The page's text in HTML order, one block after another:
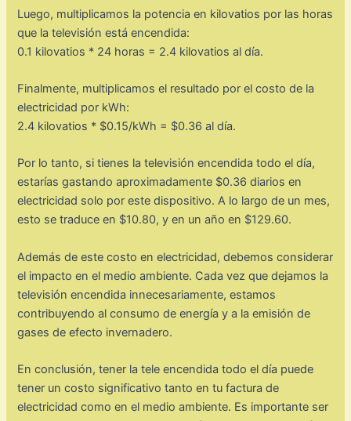
Luego, multiplicamos la potencia en kilovatios por las horas
que la televisión está encendida:
0.1 kilovatios * 24 horas = 2.4 kilovatios al día.
Finalmente, multiplicamos el resultado por el costo de la
electricidad por kWh:
2.4 kilovatios * $0.15/kWh = $0.36 al día.
Por lo tanto, si tienes la televisión encendida todo el día,
estarías gastando aproximadamente $0.36 diarios en
electricidad solo por este dispositivo. A lo largo de un mes,
esto se traduce en $10.80, y en un año en $129.60.
Además de este costo en electricidad, debemos considerar
el impacto en el medio ambiente. Cada vez que dejamos la
televisión encendida innecesariamente, estamos
contribuyendo al consumo de energía y a la emisión de
gases de efecto invernadero.
En conclusión, tener la tele encendida todo el día puede
tener un costo significativo tanto en tu factura de
electricidad como en el medio ambiente. Es importante ser